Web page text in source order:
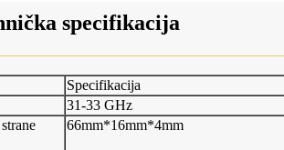
specifikacija
Specifikacija
31-33 GHz
66mm*16mm*4mm